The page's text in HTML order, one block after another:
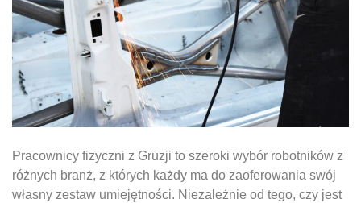
Pracownicy fizyczni z Gruzji to szeroki wybór robotników z
różnych branż, z których każdy ma do zaoferowania swój
własny zestaw umiejętności. Niezależnie od tego, czy jest